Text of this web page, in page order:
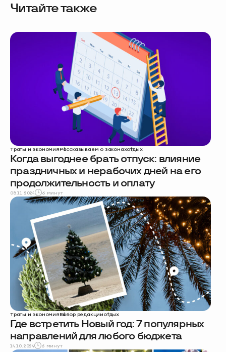
Читайте также
Траты и экономияРассказываем о законахотдых
Когда выгоднее брать отпуск: влияние
праздничных и нерабочих дней на его
продолжительность и оплату
08.11.2024 6 минут
Траты и экономияВыбор редакцииотдых
Где встретить Новый год: 7 популярных
направлений для любого бюджета
14.10.2024 6 минут